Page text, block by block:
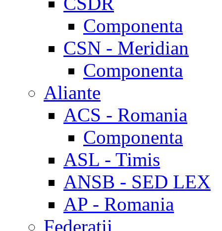
Componenta
CSN - Meridian
Componenta
Aliante
ACS - Romania
Componenta
ASL - Timis
ANSB - SED LEX
AP - Romania
Federatii